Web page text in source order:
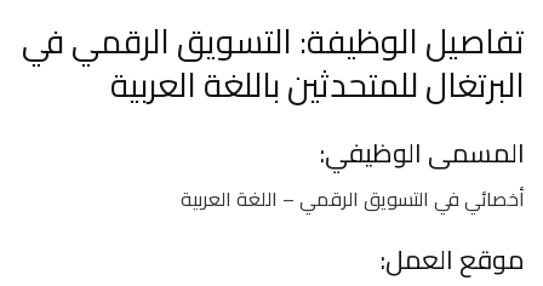
تفاصيل الوظيفة: التسويق الرقمي في
البرتغال للمتحدثين باللغة العربية
المسمى الوظيفي:
أخصائي في التسويق الرقمي – اللغة العربية
موقع العمل: